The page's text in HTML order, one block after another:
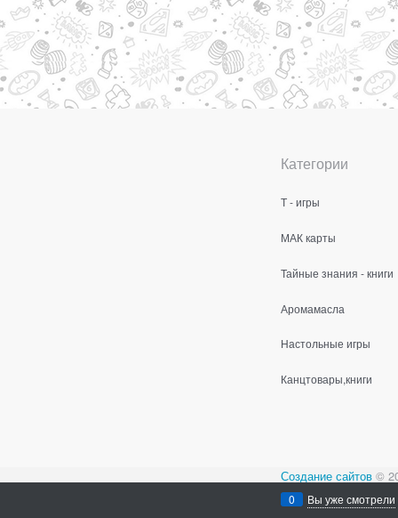
Категории
Т - игры
МАК карты
Тайные знания - книги
Аромамасла
Настольные игры
Канцтовары,книги
Создание сайтов ©
Содержимое сайта
Все права
0 Вы уже смотрели